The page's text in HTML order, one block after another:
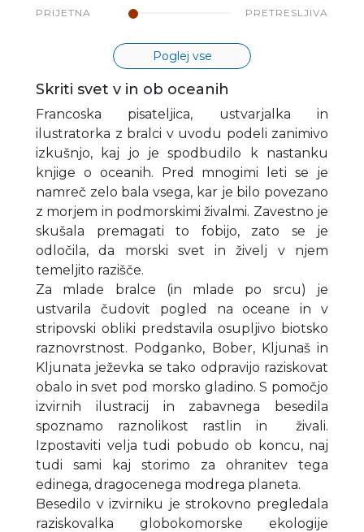
PRIJETNA PRETRESLJIVA
Poglej vse
Skriti svet v in ob oceanih
Francoska pisateljica, ustvarjalka in
ilustratorka z bralci v uvodu podeli zanimivo
izkušnjo, kaj jo je spodbudilo k nastanku
knjige o oceanih. Pred mnogimi leti se je
namreč zelo bala vsega, kar je bilo povezano
z morjem in podmorskimi živalmi. Zavestno je
skušala premagati to fobijo, zato se je
odločila, da morski svet in živelj v njem
temeljito razišče.
Za mlade bralce (in mlade po srcu) je
ustvarila čudovit pogled na oceane in v
stripovski obliki predstavila osupljivo biotsko
raznovrstnost. Podganko, Bober, Kljunaš in
Kljunata ježevka se tako odpravijo raziskovat
obalo in svet pod morsko gladino. S pomočjo
izvirnih ilustracij in zabavnega besedila
spoznamo raznolikost rastlin in živali.
Izpostaviti velja tudi pobudo ob koncu, naj
tudi sami kaj storimo za ohranitev tega
edinega, dragocenega modrega planeta.
Besedilo v izvirniku je strokovno pregledala
raziskovalka globokomorske ekologije